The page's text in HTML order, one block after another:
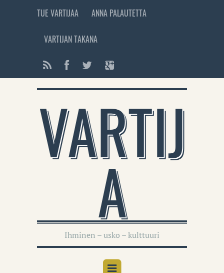
TUE VARTIJAA ANNA PALAUTETTA
VARTIJAN TAKANA
VARTIJ
A
Ihminen – usko – kulttuuri